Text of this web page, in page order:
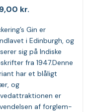
kr.
Gin er
i Edinburgh, og
sig på Indiske
fra 1947.Denne
har et blåligt
og
er
af forglem-